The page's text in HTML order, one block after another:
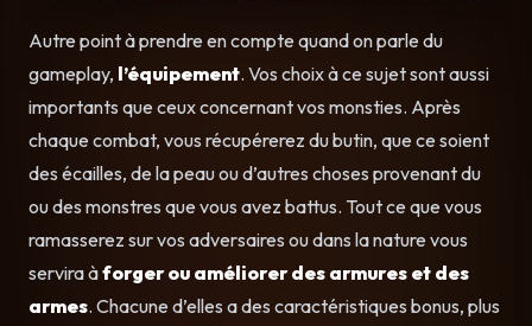
Autre point à prendre en compte quand on parle du
gameplay, l’équipement. Vos choix à ce sujet sont aussi
importants que ceux concernant vos monsties. Après
chaque combat, vous récupérerez du butin, que ce soient
des écailles, de la peau ou d’autres choses provenant du
ou des monstres que vous avez battus. Tout ce que vous
ramasserez sur vos adversaires ou dans la nature vous
servira àforger ou améliorer des armures et des
armes. Chacune d’elles a des caractéristiques bonus, plus